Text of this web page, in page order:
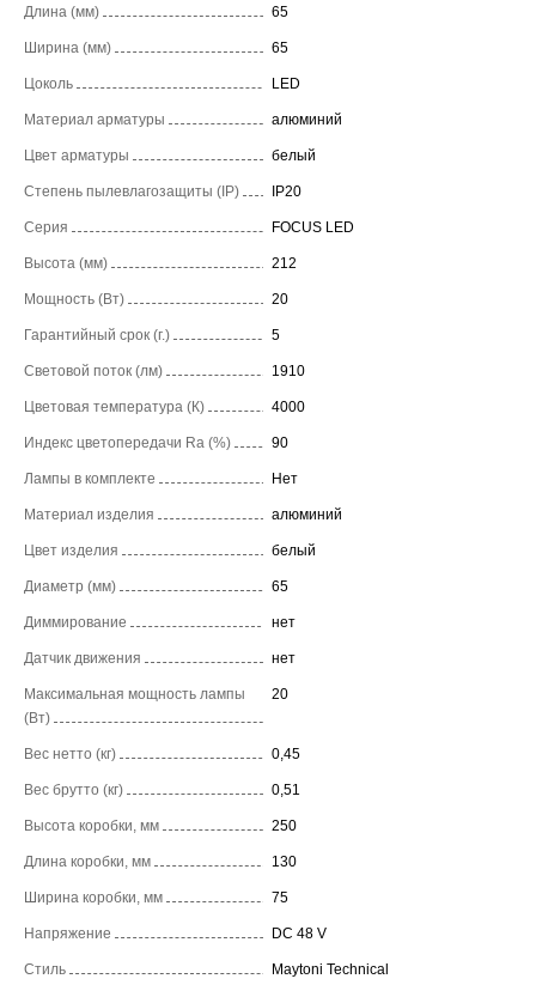
Длина (мм) 65
Ширина (мм) 65
Цоколь LED
Материал арматуры алюминий
Цвет арматуры белый
Степень пылевлагозащиты (IP) IP20
Серия FOCUS LED
Высота (мм) 212
Мощность (Вт) 20
Гарантийный срок (г.) 5
Световой поток (лм) 1910
Цветовая температура (К) 4000
Индекс цветопередачи Ra (%) 90
Лампы в комплекте Нет
Материал изделия алюминий
Цвет изделия белый
Диаметр (мм) 65
Диммирование нет
Датчик движения нет
Максимальная мощность лампы
(Вт)
20
Вес нетто (кг) 0,45
Вес брутто (кг) 0,51
Высота коробки, мм 250
Длина коробки, мм 130
Ширина коробки, мм 75
Напряжение DC 48 V
Стиль Maytoni Technical